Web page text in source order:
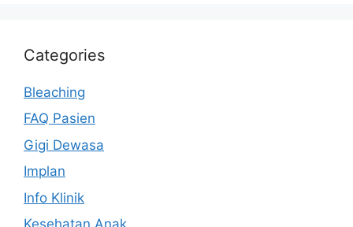
Categories
Bleaching
FAQ Pasien
Gigi Dewasa
Implan
Info Klinik
Kesehatan Anak